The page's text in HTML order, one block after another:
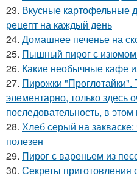
23. Вкусные картофельные
рецепт на каждый день
24. Домашнее печенье на
25. Пышный пирог с
26. Какие необычные кафе
27. Пирожки "Проглотайки".
элементарно, только здесь
последовательность, в
28. Хлеб серый на закваске:
полезен
29. Пирог с вареньем из
30. Секреты приготовления